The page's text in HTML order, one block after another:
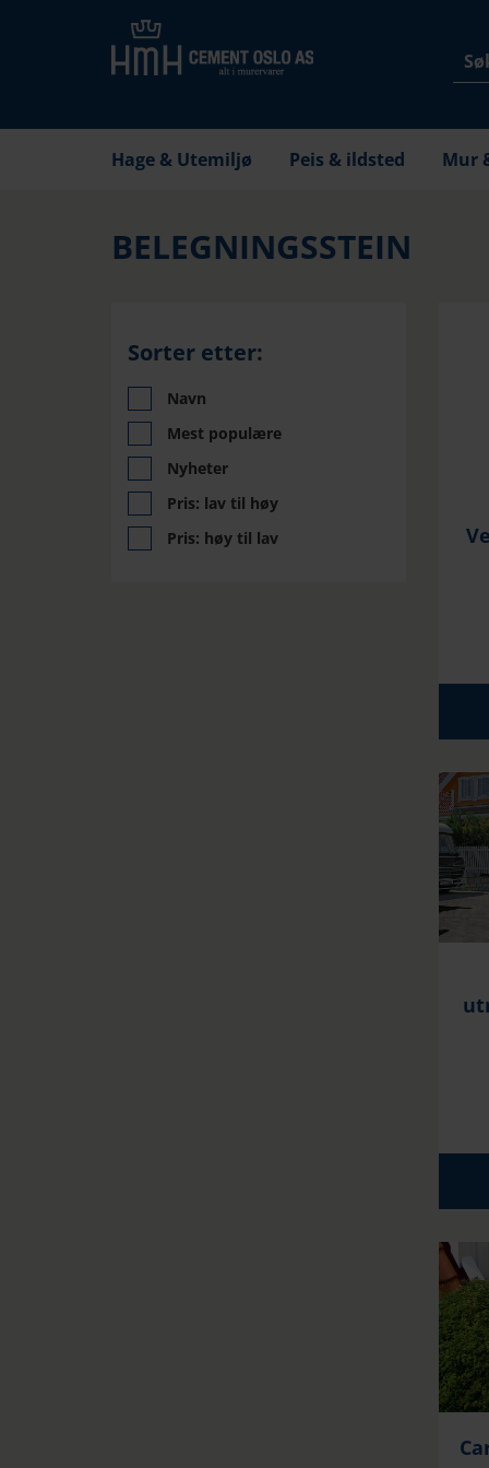
Hage & Utemiljø Peis & ildsted Mur
BELEGNINGSSTEIN
Sorter etter:
Navn
Mest populære
Nyheter
Pris: lav til høy
Pris: høy til lav